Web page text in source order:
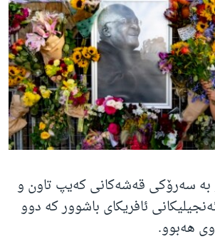
1986 بوو بە سەرۆکی قەشەکانی کەیپ تاون و
ئافریکای باشوور کە دوو
هەبوو.